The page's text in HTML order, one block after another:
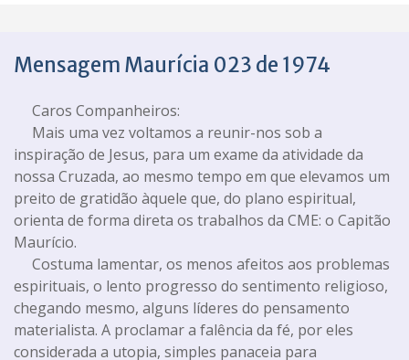
Mensagem Maurícia 023 de 1974
Caros Companheiros:
Mais uma vez voltamos a reunir-nos sob a
inspiração de Jesus, para um exame da atividade da
nossa Cruzada, ao mesmo tempo em que elevamos um
preito de gratidão àquele que, do plano espiritual,
orienta de forma direta os trabalhos da CME: o Capitão
Maurício.
Costuma lamentar, os menos afeitos aos problemas
espirituais, o lento progresso do sentimento religioso,
chegando mesmo, alguns líderes do pensamento
materialista. A proclamar a falência da fé, por eles
considerada a utopia, simples panaceia para